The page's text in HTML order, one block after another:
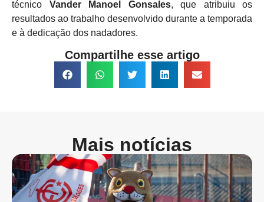
técnico Vander Manoel Gonsales, que atribuiu os
resultados ao trabalho desenvolvido durante a temporada
e à dedicação dos nadadores.
Compartilhe esse artigo
Mais notícias